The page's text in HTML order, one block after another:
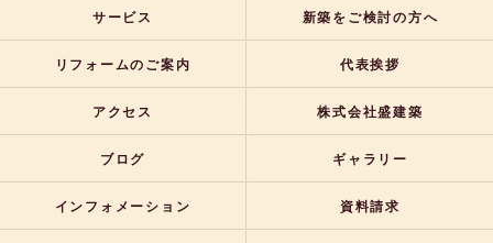
サービス 新築をご検討の方へ
リフォームのご案内 代表挨拶
アクセス 株式会社盛建築
ブログ ギャラリー
インフォメーション 資料請求